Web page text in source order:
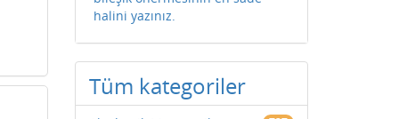
halini yazınız.
Tüm kategoriler